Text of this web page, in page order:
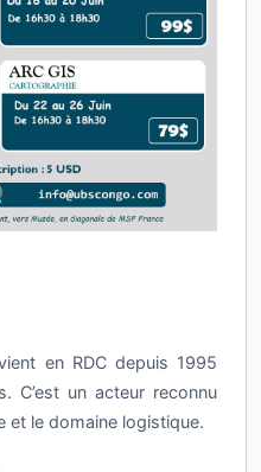
en RDC depuis 1995
C’est un acteur reconnu
et le domaine logistique.